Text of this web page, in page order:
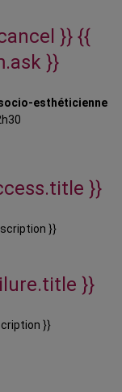
}} {{
}}
esthéticienne
}}
}}
}}
}}